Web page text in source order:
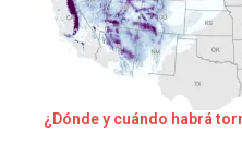
¿Dónde y cuándo habrá